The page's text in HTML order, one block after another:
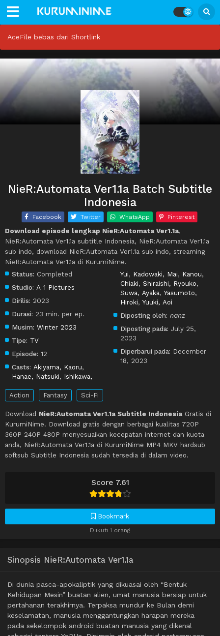
AceFile bebas dari Shortlink
Score 7.61
Bookmark
Diikuti 1 orang
NieR:Automata Ver1.1a Batch Subtitle
Indonesia
Facebook Twitter WhatsApp Pinterest
Download episode lengkap NieR:Automata Ver1.1a,
NieR:Automata Ver1.1a subtitle Indonesia, NieR:Automata Ver1.1a
sub indo, download NieR:Automata Ver1.1a sub indo, streaming
NieR:Automata Ver1.1a di KurumiNime.
Status: Completed
Studio: A-1 Pictures
Dirilis: 2023
Durasi: 23 min. per ep.
Musim: Winter 2023
Tipe: TV
Episode: 12
Casts: Akiyama, Kaoru,
Hanae, Natsuki, Ishikawa,
Yui, Kadowaki, Mai, Kanou,
Chiaki,Shiraishi, Ryouko,
Suwa, Ayaka,Yasumoto,
Hiroki,Yuuki, Aoi
Diposting oleh: nanz
Diposting pada: July 25,
2023
Diperbarui pada: December
18, 2023
Action Fantasy Sci-Fi
Download NieR:Automata Ver1.1a Subtitle Indonesia Gratis di
KurumiNime. Download gratis dengan berbagai kualitas 720P
360P 240P 480P menyesuaikan kecepatan internet dan kuota
anda, NieR:Automata Ver1.1a di KurumiNime MP4 MKV hardsub
softsub Subtitle Indonesia sudah tersedia di dalam video.
Sinopsis NieR:Automata Ver1.1a
Di dunia pasca-apokaliptik yang dikuasai oleh “Bentuk
Kehidupan Mesin” buatan alien, umat manusia bersiap untuk
pertahanan terakhirnya. Terpaksa mundur ke Bulan demi
keselamatan, manusia menggantungkan harapan mereka
pada sekelompok android buatan manusia yang dikenal